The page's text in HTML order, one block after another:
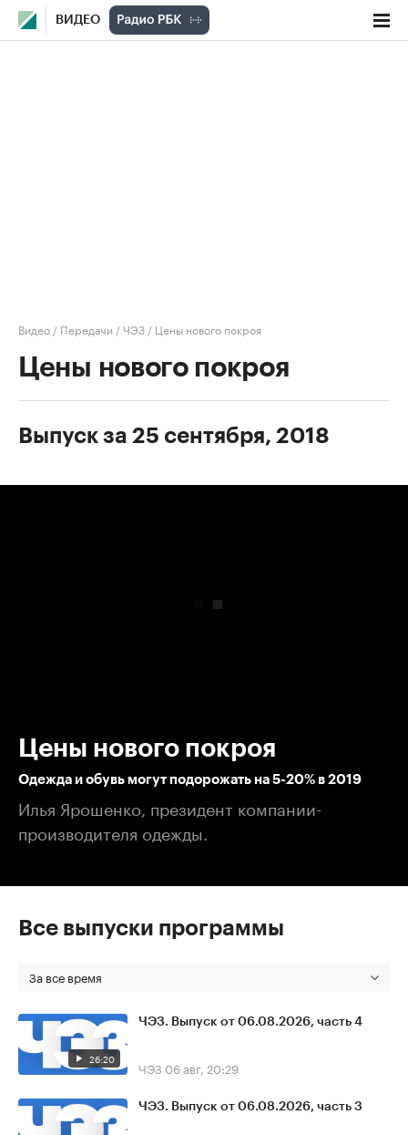
ВИДЕО
Видео / Передачи /ЧЭЗ / Цены нового покроя
Цены нового покроя
Выпуск за 25 сентября, 2018
Цены нового покроя
Одежда и обувь могут подорожать на 5-20% в 2019
Илья Ярошенко, президент компании-
производителя одежды.
Все выпуски программы
За все время
26:20
ЧЭЗ. Выпуск от 06.08.2026, часть 4
ЧЭЗ 06 авг, 20:29
ЧЭЗ. Выпуск от 06.08.2026, часть 3